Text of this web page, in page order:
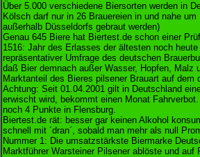
Über 5.000 verschiedene Biersorten werden in
Kölsch darf nur in 26 Brauereien in und nahe
außerhalb Düsseldorfs gebraut werden)
Genau 645 Biere hat Biertest.de schon einer
1516: Jahr des Erlasses der ältesten noch
repräsentativer Umfrage des deutschen
daß Bier demnach außer Wasser, Hopfen, Malz
Marktanteil des Bieres pilsener Brauart auf dem
Achtung: Seit 01.04.2001 gilt in Deutschland
erwischt wird, bekommt einen Monat
noch 4 Punkte in Flensburg.
Biertest.de rät: besser gar keinen Alkohol
schnell mit ´dran´, sobald man mehr als null
Nummer 1: Die umsatzstärkste Biermarke
Marktführer Warsteiner Pilsener ablöste und